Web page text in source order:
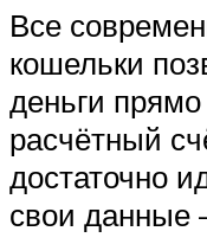
Все
кошельки
деньги
расчётный
достаточно
свои данные